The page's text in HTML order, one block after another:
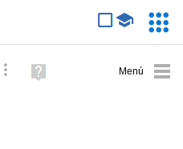
Búsqueda avanzada
Ayuda
(en